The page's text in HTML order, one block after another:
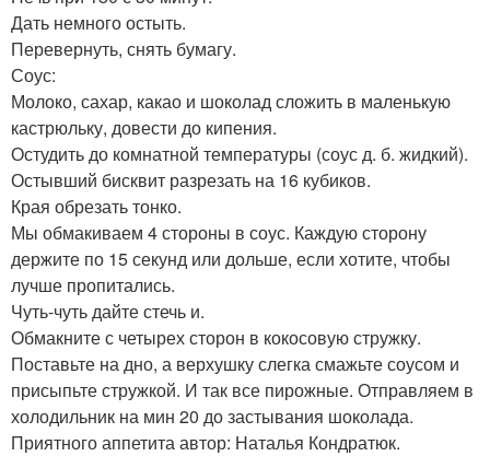
Дать немного остыть.
Перевернуть, снять бумагу.
Соус:
Молоко, сахар, какао и шоколад сложить в маленькую
кастрюльку, довести до кипения.
Остудить до комнатной температуры (соус д. б. жидкий).
Остывший бисквит разрезать на 16 кубиков.
Края обрезать тонко.
Мы обмакиваем 4 стороны в соус. Каждую сторону
держите по 15 секунд или дольше, если хотите, чтобы
лучше пропитались.
Чуть-чуть дайте стечь и.
Обмакните с четырех сторон в кокосовую стружку.
Поставьте на дно, а верхушку слегка смажьте соусом и
присыпьте стружкой. И так все пирожные. Отправляем в
холодильник на мин 20 до застывания шоколада.
Приятного аппетита автор: Наталья Кондратюк.